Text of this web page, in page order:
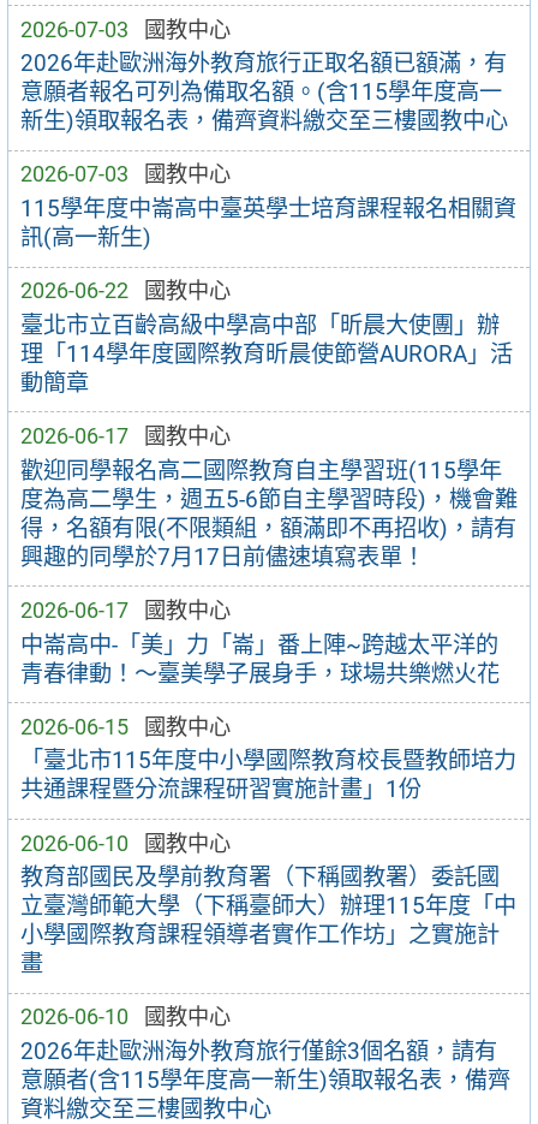
2026-07-03 國教中心
2026年赴歐洲海外教育旅行正取名額已額滿，有
意願者報名可列為備取名額。(含115學年度高一
新生)領取報名表，備齊資料繳交至三樓國教中心
2026-07-03 國教中心
115學年度中崙高中臺英學士培育課程報名相關資
訊(高一新生)
2026-06-22 國教中心
臺北市立百齡高級中學高中部「昕晨大使團」辦
理「114學年度國際教育昕晨使節營AURORA」活
動簡章
2026-06-17 國教中心
歡迎同學報名高二國際教育自主學習班(115學年
度為高二學生，週五5-6節自主學習時段)，機會難
得，名額有限(不限類組，額滿即不再招收)，請有
興趣的同學於7月17日前儘速填寫表單！
2026-06-17 國教中心
中崙高中-「美」力「崙」番上陣~跨越太平洋的
青春律動！～臺美學子展身手，球場共樂燃火花
2026-06-15 國教中心
「臺北市115年度中小學國際教育校長暨教師培力
共通課程暨分流課程研習實施計畫」1份
2026-06-10 國教中心
教育部國民及學前教育署（下稱國教署）委託國
立臺灣師範大學（下稱臺師大）辦理115年度「中
小學國際教育課程領導者實作工作坊」之實施計
畫
2026-06-10 國教中心
2026年赴歐洲海外教育旅行僅餘3個名額，請有
意願者(含115學年度高一新生)領取報名表，備齊
資料繳交至三樓國教中心